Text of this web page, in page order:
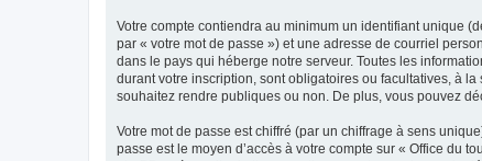
Votre compte contiendra au minimum un identifiant unique
par « votre mot de passe ») et une adresse de courriel
dans le pays qui héberge notre serveur. Toutes les
durant votre inscription, sont obligatoires ou facultatives, à
souhaitez rendre publiques ou non. De plus, vous pouvez
Votre mot de passe est chiffré (par un chiffrage à sens
passe est le moyen d’accès à votre compte sur « Office du